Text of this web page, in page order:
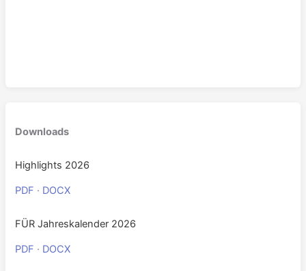
Downloads
Highlights 2026
PDF · DOCX
FÜR Jahreskalender 2026
PDF · DOCX